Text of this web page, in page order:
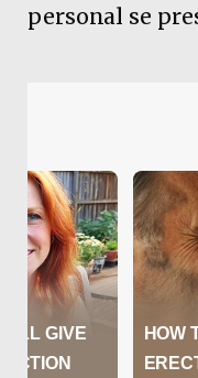
personal se